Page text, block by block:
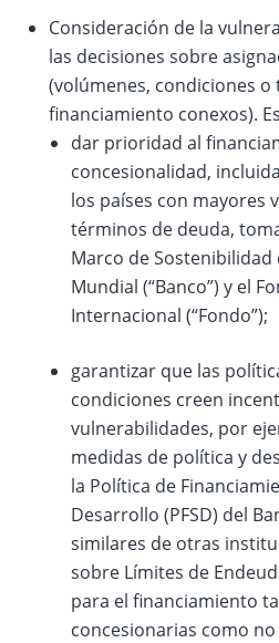
Consideración de la
las decisiones sobre
(volúmenes, condiciones
financiamiento conexos).
dar prioridad al
concesionalidad,
los países con mayores
términos de deuda,
Marco de Sostenibilidad
Mundial (“Banco”) y el
Internacional (“Fondo”);
garantizar que las
condiciones creen
vulnerabilidades, por
medidas de política y
la Política de
Desarrollo (PFSD) del
similares de otras
sobre Límites de
para el financiamiento
concesionarias como